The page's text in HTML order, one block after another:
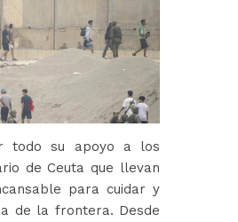
todo su apoyo a los
de Ceuta que llevan
para cuidar y
de la frontera. Desde